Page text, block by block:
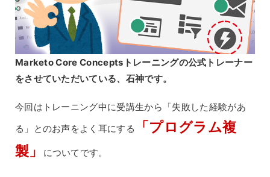
Marketo Core Conceptsトレーニングの公式トレーナー
をさせていただいている、石神です。
今回はトレーニング中に受講生から「失敗した経験があ
る」とのお声をよく耳にする
「プログラム複
製」
についてです。